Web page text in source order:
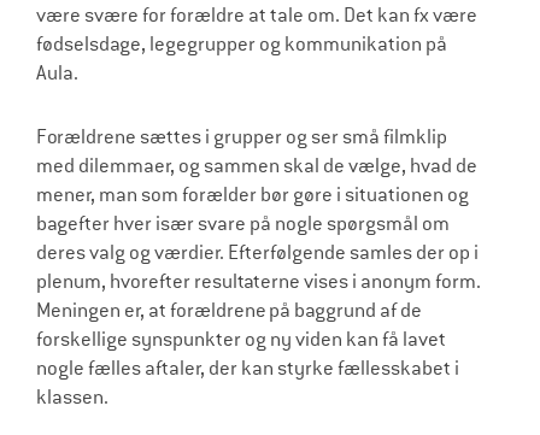
være svære for forældre at tale om. Det kan fx være
fødselsdage, legegrupper og kommunikation på
Aula.
Forældrene sættes i grupper og ser små filmklip
med dilemmaer, og sammen skal de vælge, hvad de
mener, man som forælder bør gøre i situationen og
bagefter hver især svare på nogle spørgsmål om
deres valg og værdier. Efterfølgende samles der op i
plenum, hvorefter resultaterne vises i anonym form.
Meningen er, at forældrene på baggrund af de
forskellige synspunkter og ny viden kan få lavet
nogle fælles aftaler, der kan styrke fællesskabet i
klassen.